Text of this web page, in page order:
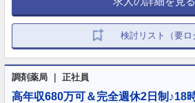
検討リスト（要ロ
調剤薬局 ｜ 正社員
高年収680万可＆完全週休2日制♪18